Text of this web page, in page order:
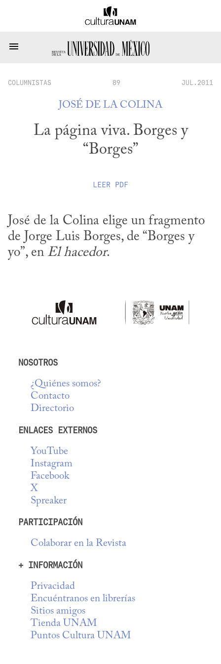
COLUMNISTAS 89 JUL.2011
JOSÉ DE LA COLINA
La página viva. Borges y
“Borges”
LEER PDF
José de la Colina elige un fragmento
de Jorge Luis Borges, de “Borges y
yo”, en El hacedor.
NOSOTROS
¿Quiénes somos?
Contacto
Directorio
ENLACES EXTERNOS
YouTube
Instagram
Facebook
X
Spreaker
PARTICIPACIÓN
Colaborar en la Revista
+ INFORMACIÓN
Privacidad
Encuéntranos en librerías
Sitios amigos
Tienda UNAM
Puntos Cultura UNAM